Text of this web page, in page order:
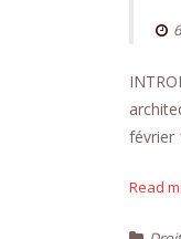
février
Read